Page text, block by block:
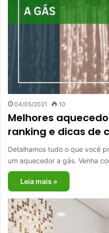
04/05/2021 10
Melhores
ranking e dicas de
Detalhamos tudo o que você
um aquecedor a gás. Venha
Leia mais »